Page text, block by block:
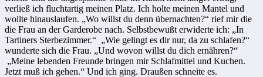
verließ ich fluchtartig meinen Platz. Ich holte meinen Mantel und
wollte hinauslaufen. „Wo willst du denn übernachten?“ rief mir die
die Frau an der Garderobe nach. Selbstbewußt erwiderte ich: „In
Tartiners Sterbezimmer.“ „Wie gelingt es dir nur, da zu schlafen?“
wunderte sich die Frau. „Und wovon willst du dich ernähren?“
„Meine lebenden Freunde bringen mir Schlafmittel und Kuchen.
Jetzt muß ich gehen.“ Und ich ging. Draußen schneite es.